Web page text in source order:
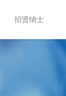
招贤纳士